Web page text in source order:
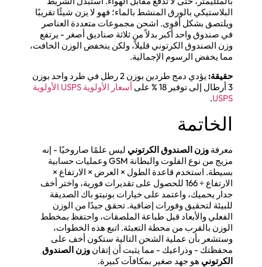
البلاستيكي بالورق المنشط بالماء؛ فهو لا يزن شيئًا تقريبًا
ويلتصق بشكل أقوى. اشحن مجموعات متعددة العناصر
في صندوق واحد أكبر بدلاً من ثلاثة صناديق أصغر - يرتفع
وزن الصندوق الكرتوني قليلاً، ولكن ينخفض الوزن الخافت،
مما يخفض الرسوم الإجمالية.
حقيقة:
يؤدي دمج طردين بوزن 2 رطل في طرد واحد بوزن
3 أرطال إلى توفير 18 % على
أسعار الأولوية USPS الأولوية
USPS
.
الخاتمة
معرفة وزن الصندوق الكرتوني ليس علمًا صاروخيًا - إنه
مزيج من نوع الفلوت والبطانة GSM وعمليات حسابية
بسيطة. استخدم قاعدة الطول × العرض × الارتفاع ×
الارتفاع ÷ 166 للحصول على تقديرات فورية، واختر أخف
جدار يحميك، واعتمد على خيارات بونيتو باك الصديقة
للبيئة لتحقيق وفورات إضافية. تحقق جيدًا من الوزن
الفعلي والأبعاد قبل طباعة الملصقات، واحتفظ بمخطط
الوزن بالقرب من محطة التعبئة. اتبع هذه الخطوات،
وستشعر بأن عملية الشحن التالية ستكون أخف على
محفظتك - وذراعيك - مما يثبت أن إتقان وزن الصندوق
الكرتوني هو جهد صغير بمكافآت كبيرة.